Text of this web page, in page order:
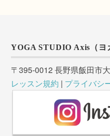
YOGA STUDIO Axis（ヨ
〒395-0012 長野県飯田市
レッスン規約 | プライバシ